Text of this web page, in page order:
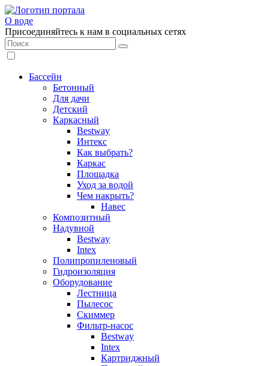
О воде
Присоединяйтесь к нам в социальных сетях
Бассейн
Бетонный
Для дачи
Детский
Каркасный
Bestway
Интекс
Как выбрать?
Каркас
Площадка
Уход за водой
Чем накрыть?
Навес
Композитный
Надувной
Bestway
Intex
Полипропиленовый
Гидроизоляция
Оборудование
Лестница
Пылесос
Скиммер
Фильтр-насос
Bestway
Intex
Картриджный